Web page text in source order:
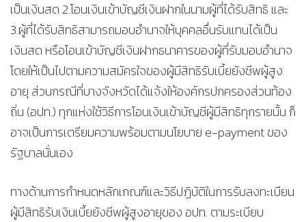
เป็นเงินสด 2.โอนเงินเข้าบัญชีเงินฝากในนามผู้ที่ได้รับสิทธิ และ
3.ผู้ที่ได้รับสิทธิสามารถมอบอำนาจให้บุคคลอื่นรับแทนได้เป็น
เงินสด หรือโอนเข้าบัญชีเงินฝากธนาคารของผู้ที่รับมอบอำนาจ
โดยให้เป็นไปตามความสมัครใจของผู้มีสิทธิรับเบี้ยยังชีพผู้สูง
อายุ ส่วนกรณีที่บางจังหวัดได้แจ้งให้องค์กรปกครองส่วนท้อง
ถิ่น (อปท.) ทุกแห่งใช้วิธีการโอนเงินเข้าบัญชีผู้มีสิทธิทุกรายนั้น ก็
อาจเป็นการเตรียมความพร้อมตามนโยบาย e-payment ของ
รัฐบาลนั่นเอง
ทางด้านการกำหนดหลักเกณฑ์และวิธีปฏิบัติในการรับลงทะเบียน
ผู้มีสิทธิรับเงินเบี้ยยังชีพผู้สูงอายุของ อปท. ตามระเบียบ